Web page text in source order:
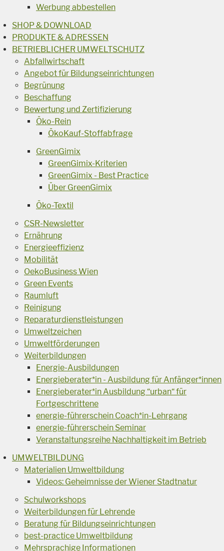
Werbung abbestellen
SHOP & DOWNLOAD
PRODUKTE & ADRESSEN
BETRIEBLICHER UMWELTSCHUTZ
Abfallwirtschaft
Angebot für Bildungseinrichtungen
Begrünung
Beschaffung
Bewertung und Zertifizierung
Öko-Rein
ÖkoKauf-Stoffabfrage
GreenGimix
GreenGimix-Kriterien
GreenGimix - Best Practice
Über GreenGimix
Öko-Textil
CSR-Newsletter
Ernährung
Energieeffizienz
Mobilität
OekoBusiness Wien
Green Events
Raumluft
Reinigung
Reparaturdienstleistungen
Umweltzeichen
Umweltförderungen
Weiterbildungen
Energie-Ausbildungen
Energieberater*in - Ausbildung für Anfänger*innen
Energieberater*in Ausbildung “urban“ für
Fortgeschrittene
energie-führerschein Coach*in-Lehrgang
energie-führerschein Seminar
Veranstaltungsreihe Nachhaltigkeit im Betrieb
UMWELTBILDUNG
Materialien Umweltbildung
Videos: Geheimnisse der Wiener Stadtnatur
Schulworkshops
Weiterbildungen für Lehrende
Beratung für Bildungseinrichtungen
best-practice Umweltbildung
Mehrsprachige Informationen